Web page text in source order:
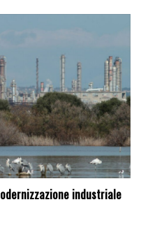
industriale